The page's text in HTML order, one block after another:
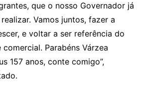
que o nosso Governador já
Vamos juntos, fazer a
e voltar a ser referência do
Parabéns Várzea
157 anos, conte comigo”,